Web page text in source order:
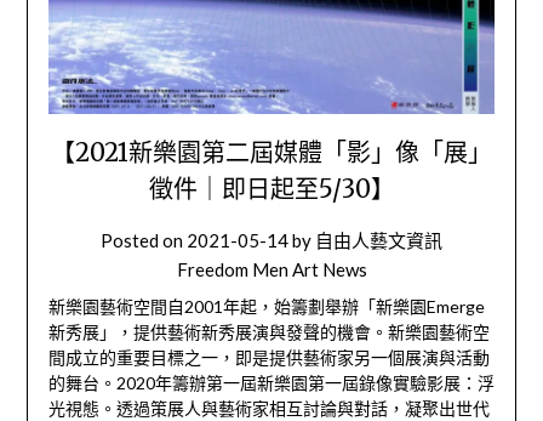
【2021新樂園第二屆媒體「影」像「展」
徵件｜即日起至5/30】
Posted on 2021-05-14by 自由人藝文資訊
Freedom Men Art News
新樂園藝術空間自2001年起，始籌劃舉辦「新樂園Emerge
新秀展」，提供藝術新秀展演與發聲的機會。新樂園藝術空
間成立的重要目標之一，即是提供藝術家另一個展演與活動
的舞台。2020年籌辦第一屆新樂園第一屆錄像實驗影展：浮
光視態。透過策展人與藝術家相互討論與對話，凝聚出世代